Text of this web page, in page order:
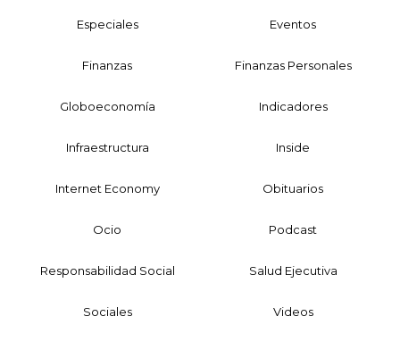
Especiales Eventos
Finanzas Finanzas Personales
Globoeconomía Indicadores
Infraestructura Inside
Internet Economy Obituarios
Ocio Podcast
Responsabilidad Social Salud Ejecutiva
Sociales Videos